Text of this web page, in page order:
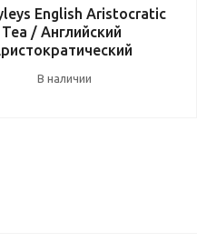
English Aristocratic
Tea / Английский
В наличии